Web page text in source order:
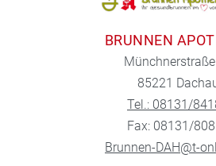
BRUNNEN
85221
Tel.: 08131/
Fax: 08131/
Brunnen-DAH@t-